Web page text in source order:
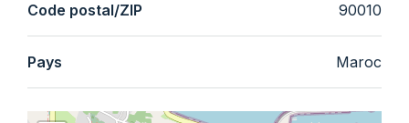
Code postal/ZIP 90010
Pays Maroc